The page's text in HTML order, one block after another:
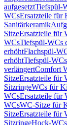
aufgesetztTiefspül-
WCsErsatzteile für
Sanitärkeramik
SitzeErsatzteile für
WCsTiefspül-WCs
erhöhtFlachspül-
erhöhtTiefspül-
verlängertComfort
SitzeErsatzteile für
SitzringeWCs für
WCsErsatzteile für
WCsWC-Sitze für
SitzeErsatzteile für
SitzringeHock-WCs